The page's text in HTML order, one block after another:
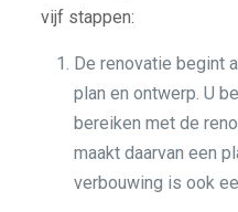
vijf stappen:
De renovatie begint
plan en ontwerp. U
bereiken met de
maakt daarvan een
verbouwing is ook